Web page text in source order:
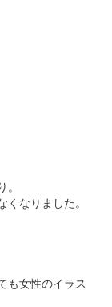
なりました。
も女性のイラス